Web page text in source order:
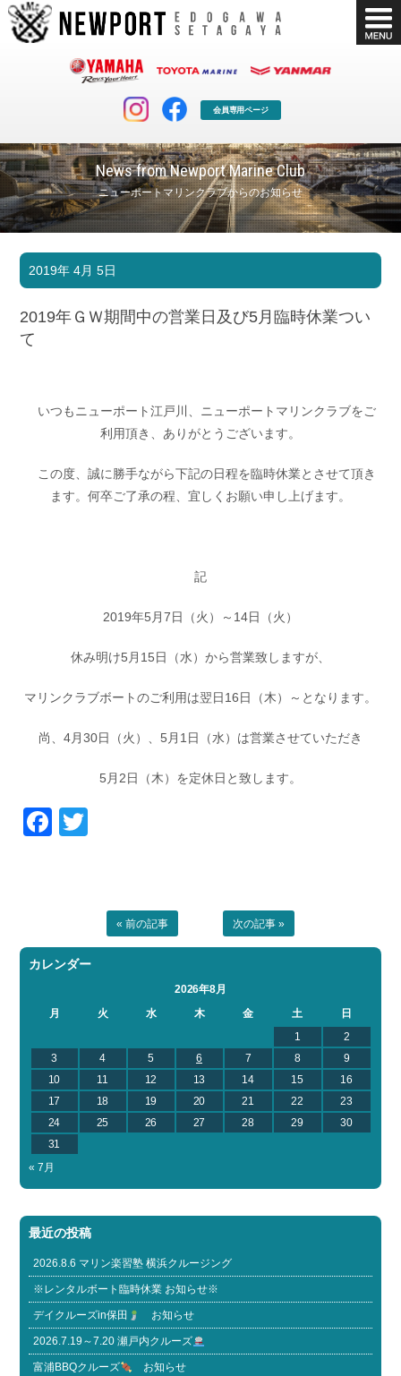
会員専用ページ
News from Newport Marine Club
ニューポートマリンクラブからのお知らせ
マリンクラブ
マリンライフを堪能したい！
ボート販売
ボート免許
長年の実績と信頼！
シースタイル
Sea-Style
お問い合わせ
Contact us
会社概要
Company
採用情報
Recruit
リンク集
Link
2019年 4月 5日
2019年ＧＷ期間中の営業日及び5月臨時休業つい
て
いつもニューポート江戸川、ニューポートマリンクラブをご
利用頂き、ありがとうございます。
この度、誠に勝手ながら下記の日程を臨時休業とさせて頂き
ます。何卒ご了承の程、宜しくお願い申し上げます。
記
2019年5月7日（火）～14日（火）
休み明け5月15日（水）から営業致しますが、
マリンクラブボートのご利用は翌日16日（木）～となります。
尚、4月30日（火）、5月1日（水）は営業させていただき
5月2日（木）を定休日と致します。
Facebook
« 前の記事 次の記事 »
カレンダー
2026年8月
月
火 水 木 金 土
日
1
2
3
4 5 6 7 8
9
10
11 12 13 14 15
16
17
18 19 20 21 22
23
24
25 26 27 28 29
30
31
« 7月
最近の投稿
2026.8.6 マリン楽習塾 横浜クルージング
※レンタルボート臨時休業 お知らせ※
デイクルーズin保田 お知らせ
2026.7.19～7.20 瀬戸内クルーズ
富浦BBQクルーズ お知らせ